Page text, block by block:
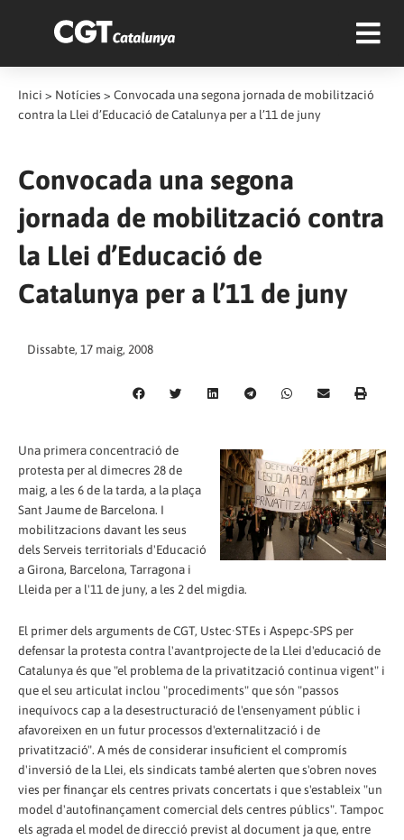
Inici > Notícies > Convocada una segona jornada de mobilització
contra la Llei d’Educació de Catalunya per a l’11 de juny
Convocada una segona
jornada de mobilització contra
la Llei d’Educació de
Catalunya per a l’11 de juny
Dissabte, 17 maig, 2008
Una primera concentració de
protesta per al dimecres 28 de
maig, a les 6 de la tarda, a la plaça
Sant Jaume de Barcelona. I
mobilitzacions davant les seus
dels Serveis territorials d'Educació
a Girona, Barcelona, Tarragona i
Lleida per a l'11 de juny, a les 2 del migdia.
El primer dels arguments de CGT, Ustec·STEs i Aspepc-SPS per
defensar la protesta contra l'avantprojecte de la Llei d'educació de
Catalunya és que "el problema de la privatització continua vigent" i
que el seu articulat inclou "procediments" que són "passos
inequívocs cap a la desestructuració de l'ensenyament públic i
afavoreixen en un futur processos d'externalització i de
privatització". A més de considerar insuficient el compromís
d'inversió de la Llei, els sindicats també alerten que s'obren noves
vies per finançar els centres privats concertats i que s'estableix "un
model d'autofinançament comercial dels centres públics". Tampoc
els agrada el model de direcció previst al document ja que, entre